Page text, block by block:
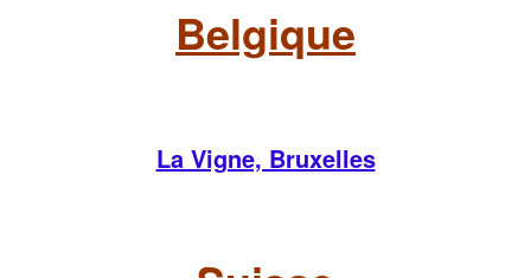
Belgique
La Vigne, Bruxelles